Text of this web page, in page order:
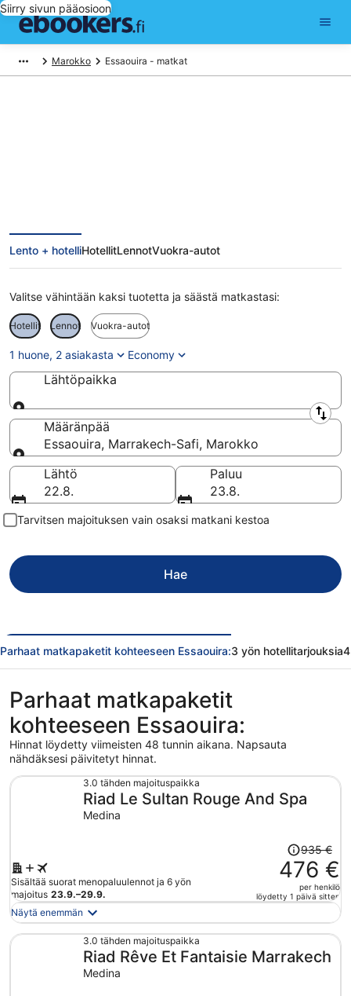
Siirry sivun pääosioon
Marokko Essaouira - matkat
Lento + hotelliHotellitLennotVuokra-autot
Valitse vähintään kaksi tuotetta ja säästä matkastasi:
Hotellit Lennot Vuokra-autot
1 huone, 2 asiakasta Economy
Lähtöpaikka
Lähtöpaikka
Määränpää
Essaouira, Marrakech-Safi, Marokko
Määränpää
Lähtö
22.8.
Paluu
23.8.
Tarvitsen majoituksen vain osaksi matkani kestoa
Hae
Parhaat matkapaketit kohteeseen Essaouira:3 yön hotellitarjouksia
Parhaat matkapaketit
kohteeseen Essaouira:
Hinnat löydetty viimeisten 48 tunnin aikana. Napsauta
nähdäksesi päivitetyt hinnat.
3.0 tähden majoituspaikka
Riad Le Sultan Rouge And Spa
Medina
Sisältää suorat menopaluulennot ja 6 yön
majoitus 23.9.–29.9.
Hinta
oli
935 €,
hinta
nyt
per
935 €
476 €
per henkilö
löydetty 1 päivä sitten
Näytä enemmän
3.0 tähden majoituspaikka
Riad Rêve Et Fantaisie Marrakech
Medina